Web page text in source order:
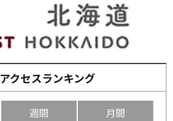
アクセスランキング
週間 月間